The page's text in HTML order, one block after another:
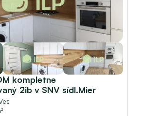
kompletne
2ib v SNV sídl.Mier